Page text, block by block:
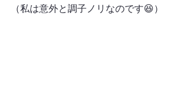
（私は意外と調子ノリなのです😆）